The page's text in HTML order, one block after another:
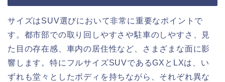
サイズはSUV選びにおいて非常に重要なポイントで
す。都市部での取り回しやすさや駐車のしやすさ、見
た目の存在感、車内の居住性など、さまざまな面に影
響します。特にフルサイズSUVであるGXとLXは、い
ずれも堂々としたボディを持ちながら、それぞれ異な